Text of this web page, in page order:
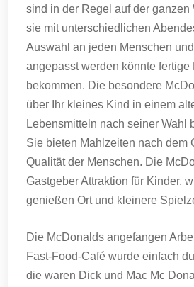
sind in der Regel auf der ganzen
sie mit unterschiedlichen
Auswahl an jeden Menschen
angepasst werden könnte fertige
bekommen. Die besondere
über Ihr kleines Kind in einem
Lebensmitteln nach seiner Wahl
Sie bieten Mahlzeiten nach dem
Qualität der Menschen. Die
Gastgeber Attraktion für Kinder,
genießen Ort und kleinere
Die McDonalds angefangen
Fast-Food-Café wurde einfach
die waren Dick und Mac Mc